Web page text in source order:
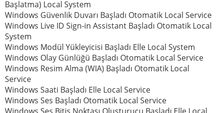
Başlatma) Local System
Windows Güvenlik Duvarı Başladı Otomatik Local Service
Windows Live ID Sign-in Assistant Başladı Otomatik Local
System
Windows Modül Yükleyicisi Başladı Elle Local System
Windows Olay Günlüğü Başladı Otomatik Local Service
Windows Resim Alma (WIA) Başladı Otomatik Local
Service
Windows Saati Başladı Elle Local Service
Windows Ses Başladı Otomatik Local Service